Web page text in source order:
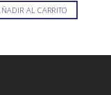
AL CARRITO